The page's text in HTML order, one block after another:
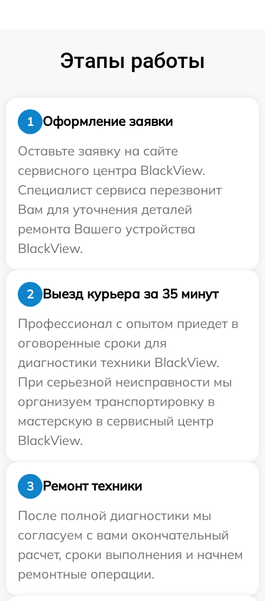
Этапы работы
1
Оформление заявки
Оставьте заявку на сайте
сервисного центра BlackView.
Специалист сервиса перезвонит
Вам для уточнения деталей
ремонта Вашего устройства
BlackView.
2
Выезд курьера за 35 минут
Профессионал с опытом приедет в
оговоренные сроки для
диагностики техники BlackView.
При серьезной неисправности мы
организуем транспортировку в
мастерскую в сервисный центр
BlackView.
3
Ремонт техники
После полной диагностики мы
согласуем с вами окончательный
расчет, сроки выполнения и начнем
ремонтные операции.